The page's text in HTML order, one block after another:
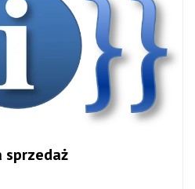
sprzedaż